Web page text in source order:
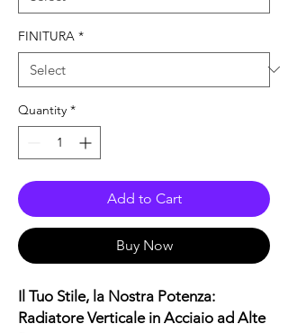
FINITURA *
Quantity *
Add to Cart
Buy Now
Il Tuo Stile, la Nostra Potenza:
Radiatore Verticale in Acciaio ad Alte